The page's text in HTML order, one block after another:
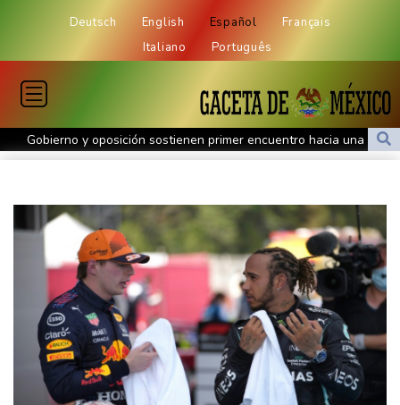
Deutsch English Español
Français
Italiano
Português
Gobierno y oposición sostienen primer encuentro hacia una
transición política en Venezuela
política en Venezuela
Infantino encuentra amparo en África ante la presión de la UEFA
El Real Madrid zanja las especulaciones y renueva a Vinícius
hasta 2032
Infantino bajo presión de la UEFA y la Conmebol
Yan Diomandé, la nueva joya del Real Madrid vale 160 millones
de dólares
Muere bajo arresto domiciliario en Venezuela un preso político de